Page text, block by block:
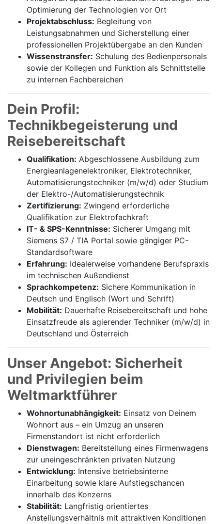
Optimierung der Technologien vor Ort
Projektabschluss: Begleitung von
Leistungsabnahmen und Sicherstellung einer
professionellen Projektübergabe an den Kunden
Wissenstransfer: Schulung des Bedienpersonals
sowie der Kollegen und Funktion als Schnittstelle
zu internen Fachbereichen
Dein Profil:
Technikbegeisterung und
Reisebereitschaft
Qualifikation: Abgeschlossene Ausbildung zum
Energieanlagenelektroniker, Elektrotechniker,
Automatisierungstechniker (m/w/d) oder Studium
der Elektro-/Automatisierungstechnik
Zertifizierung: Zwingend erforderliche
Qualifikation zur Elektrofachkraft
IT- & SPS-Kenntnisse: Sicherer Umgang mit
Siemens S7 / TIA Portal sowie gängiger PC-
Standardsoftware
Erfahrung: Idealerweise vorhandene Berufspraxis
im technischen Außendienst
Sprachkompetenz: Sichere Kommunikation in
Deutsch und Englisch (Wort und Schrift)
Mobilität: Dauerhafte Reisebereitschaft und hohe
Einsatzfreude als agierender Techniker (m/w/d) in
Deutschland und Österreich
Unser Angebot: Sicherheit
und Privilegien beim
Weltmarktführer
Wohnortunabhängigkeit: Einsatz von Deinem
Wohnort aus – ein Umzug an unseren
Firmenstandort ist nicht erforderlich
Dienstwagen: Bereitstellung eines Firmenwagens
zur uneingeschränkten privaten Nutzung
Entwicklung: Intensive betriebsinterne
Einarbeitung sowie klare Aufstiegschancen
innerhalb des Konzerns
Stabilität: Langfristig orientiertes
Anstellungsverhältnis mit attraktiven Konditionen